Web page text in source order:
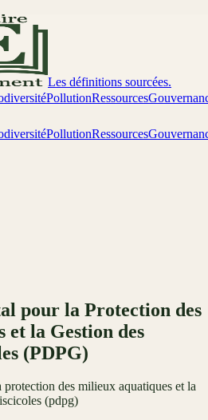
Les définitions sourcées.
PollutionRessources
PollutionRessources
pour la Protection des
et la Gestion des
(PDPG)
des milieux aquatiques et la
(pdpg)